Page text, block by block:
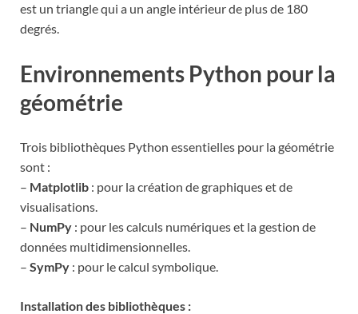
est un triangle qui a un angle intérieur de plus de 180
degrés.
Environnements Python pour la
géométrie
Trois bibliothèques Python essentielles pour la géométrie
sont :
– Matplotlib : pour la création de graphiques et de
visualisations.
– NumPy : pour les calculs numériques et la gestion de
données multidimensionnelles.
– SymPy : pour le calcul symbolique.
Installation des bibliothèques :